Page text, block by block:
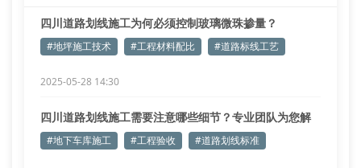
四川道路划线施工为何必须控制玻璃微珠掺量？
#地坪施工技术 #工程材料配比 #道路标线工艺
2025-05-28 14:30
四川道路划线施工需要注意哪些细节？专业团队为您解
答#地下车库施工 #工程验收 #道路划线标准